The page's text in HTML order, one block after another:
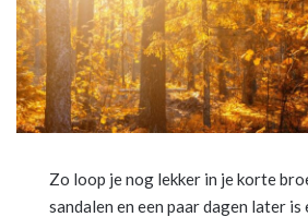
Zo loop je nog lekker in je korte
sandalen en een paar dagen later is